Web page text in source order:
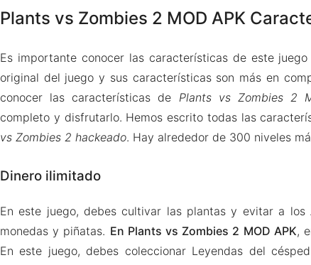
Plants vs Zombies 2 MOD APK
Es importante conocer las características de este
original del juego y sus características son más en
conocer las características de Plants vs Zombies 2
completo y disfrutarlo. Hemos escrito todas las
vs Zombies 2 hackeado. Hay alrededor de 300 niveles
Dinero ilimitado
En este juego, debes cultivar las plantas y evitar a los
monedas y piñatas. En Plants vs Zombies 2 MOD APK,
En este juego, debes coleccionar Leyendas del